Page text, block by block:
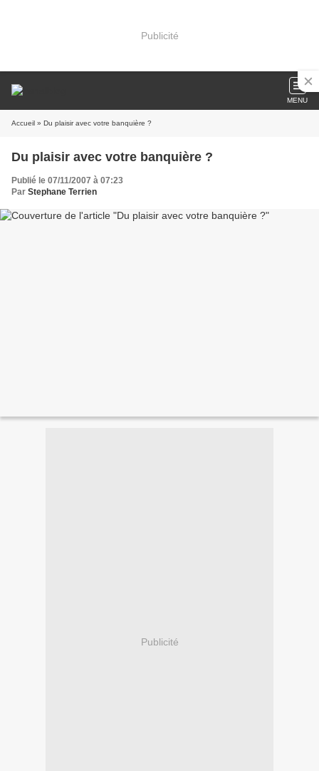
Publicité
MENU
Accueil » Du plaisir avec votre banquière ?
Du plaisir avec votre banquière ?
Publié le 07/11/2007 à 07:23
Par Stephane Terrien
Publicité